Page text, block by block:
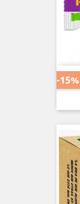
-15%